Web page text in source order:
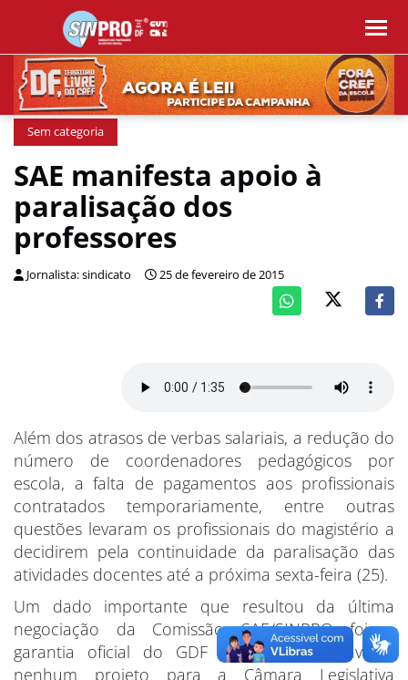
Sem categoria
SAE manifesta apoio à
paralisação dos
professores
Jornalista: sindicato 25 de fevereiro de 2015
Além dos atrasos de verbas salariais, a redução do
número de coordenadores pedagógicos por
escola, a falta de pagamentos aos profissionais
contratados temporariamente, entre outras
questões levaram os profissionais do magistério a
decidirem pela continuidade da paralisação das
atividades docentes até a próxima sexta-feira (25).
Um dado importante que resultou da última
negociação da Comissão SAE/SINPRO foi a
garantia oficial do GDF de que não enviaria
nenhum projeto para a Câmara Legislativa